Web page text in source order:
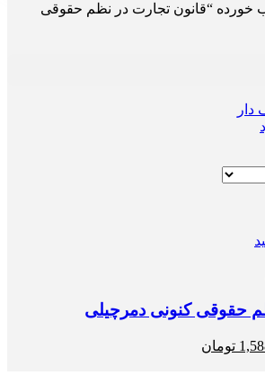
“قانون تجارت در نظم حقوقی
حقوقی کنونی دمرچیلی
تومان